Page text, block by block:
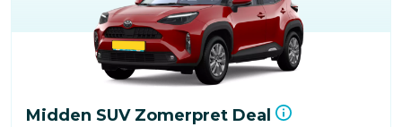
Midden SUV Zomerpret Deal